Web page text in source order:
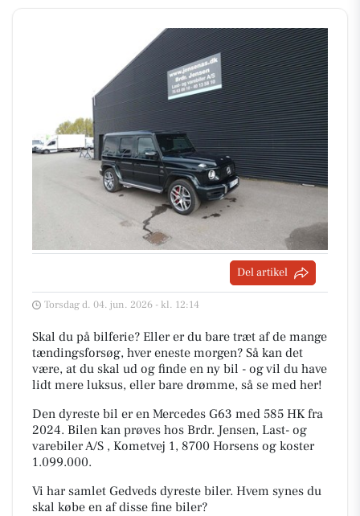
Del artikel
Torsdag d. 04. jun. 2026 - kl. 12:14
Skal du på bilferie? Eller er du bare træt af de mange
tændingsforsøg, hver eneste morgen? Så kan det
være, at du skal ud og finde en ny bil - og vil du have
lidt mere luksus, eller bare drømme, så se med her!
Den dyreste bil er en Mercedes G63 med 585 HK fra
2024. Bilen kan prøves hos Brdr. Jensen, Last- og
varebiler A/S , Kometvej 1, 8700 Horsens og koster
1.099.000.
Vi har samlet Gedveds dyreste biler. Hvem synes du
skal købe en af disse fine biler?